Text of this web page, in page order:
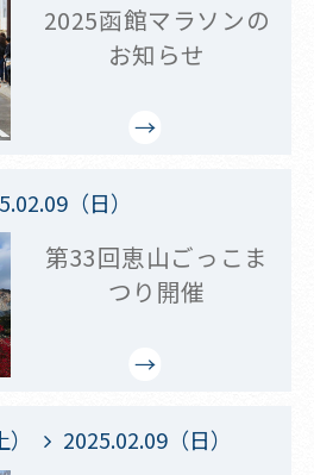
2025函館マラソンの
お知らせ
（日）
第33回恵山ごっこま
つり開催
2025.02.09（日）